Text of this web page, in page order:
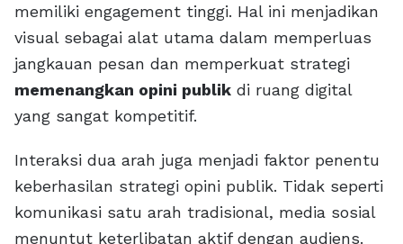
memiliki engagement tinggi. Hal ini menjadikan
visual sebagai alat utama dalam memperluas
jangkauan pesan dan memperkuat strategi
memenangkan opini publik di ruang digital
yang sangat kompetitif.
Interaksi dua arah juga menjadi faktor penentu
keberhasilan strategi opini publik. Tidak seperti
komunikasi satu arah tradisional, media sosial
menuntut keterlibatan aktif dengan audiens.